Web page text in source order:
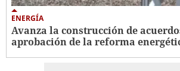
ENERGÍA
Avanza la construcción de
aprobación de la reforma